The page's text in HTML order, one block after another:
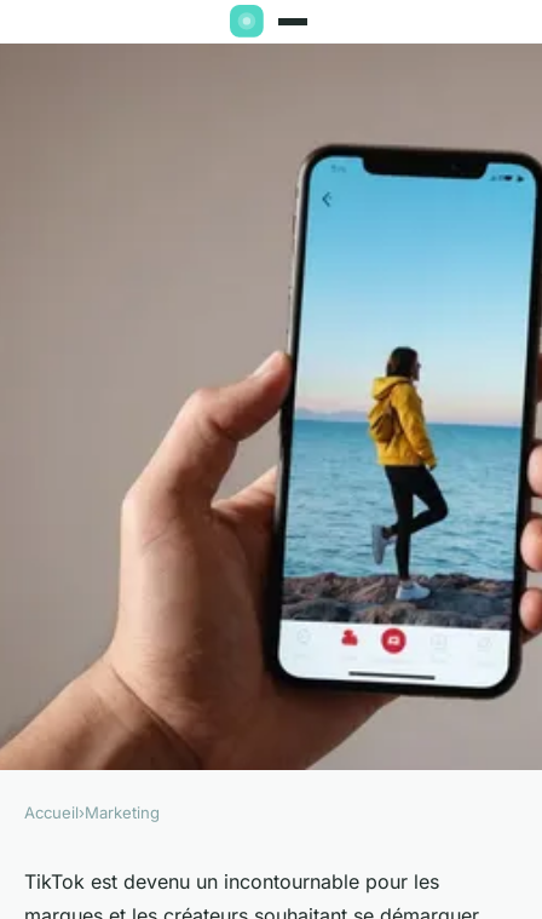
Amplifiez votre présence
Accueil›Marketing
TikTok est devenu un incontournable pour les